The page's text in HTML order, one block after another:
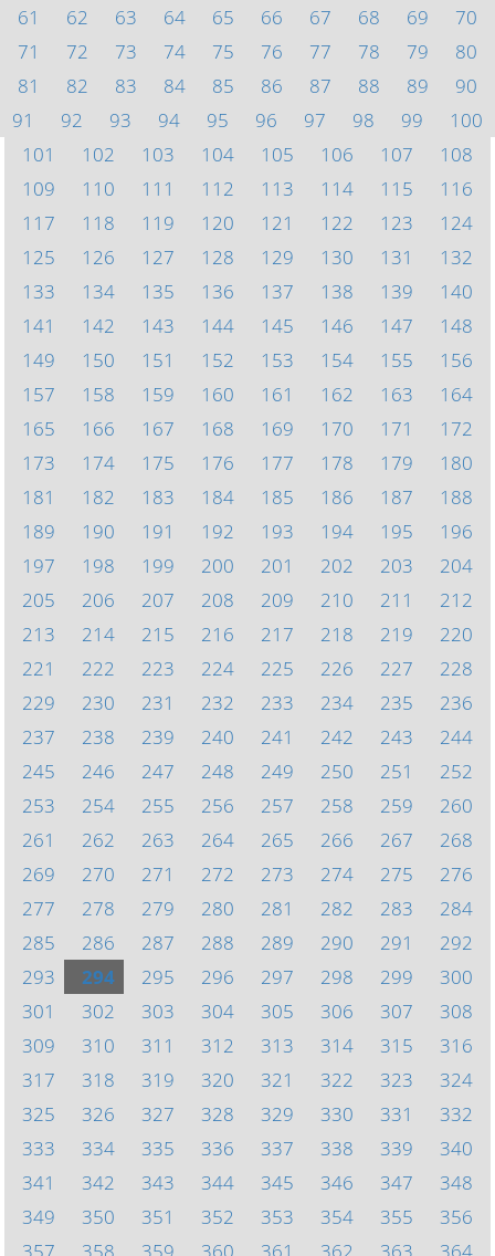
61
62 63 64 65 66 67 68 69
70
71
72 73 74 75 76 77 78 79
80
81
82 83 84 85 86 87 88 89
90
91
92 93 94 95 96 97 98 99
100
101
102 103 104 105 106 107
108
109
110 111 112 113 114 115
116
117
118 119 120 121 122 123
124
125
126 127 128 129 130 131
132
133
134 135 136 137 138 139
140
141
142 143 144 145 146 147
148
149
150 151 152 153 154 155
156
157
158 159 160 161 162 163
164
165
166 167 168 169 170 171
172
173
174 175 176 177 178 179
180
181
182 183 184 185 186 187
188
189
190 191 192 193 194 195
196
197
198 199 200 201 202 203
204
205
206 207 208 209 210 211
212
213
214 215 216 217 218 219
220
221
222 223 224 225 226 227
228
229
230 231 232 233 234 235
236
237
238 239 240 241 242 243
244
245
246 247 248 249 250 251
252
253
254 255 256 257 258 259
260
261
262 263 264 265 266 267
268
269
270 271 272 273 274 275
276
277
278 279 280 281 282 283
284
285
286 287 288 289 290 291
292
293
294 295 296 297 298 299
300
301
302 303 304 305 306 307
308
309
310 311 312 313 314 315
316
317
318 319 320 321 322 323
324
325
326 327 328 329 330 331
332
333
334 335 336 337 338 339
340
341
342 343 344 345 346 347
348
349
350 351 352 353 354 355
356